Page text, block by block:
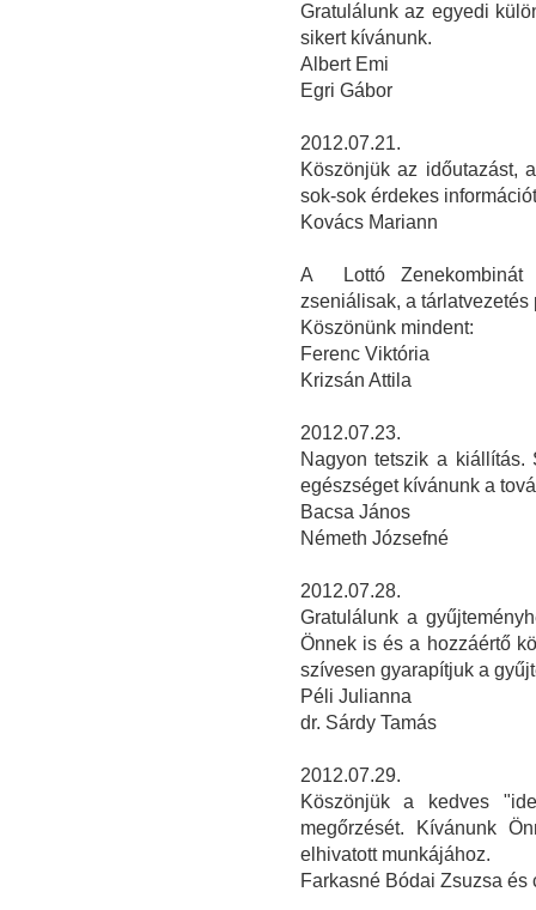
Gratulálunk az egyedi
sikert kívánunk.
Albert Emi
Egri Gábor
2012.07.21.
Köszönjük az időutazást,
sok-sok érdekes
Kovács Mariann
A Lottó Zenekombinát
zseniálisak, a tárlatvezetés
Köszönünk mindent:
Ferenc Viktória
Krizsán Attila
2012.07.23.
Nagyon tetszik a kiállítás.
egészséget kívánunk a
Bacsa János
Németh Józsefné
2012.07.28.
Gratulálunk a
Önnek is és a hozzáértő
szívesen gyarapítjuk a
Péli Julianna
dr. Sárdy Tamás
2012.07.29.
Köszönjük a kedves
megőrzését. Kívánunk
elhivatott munkájához.
Farkasné Bódai Zsuzsa és